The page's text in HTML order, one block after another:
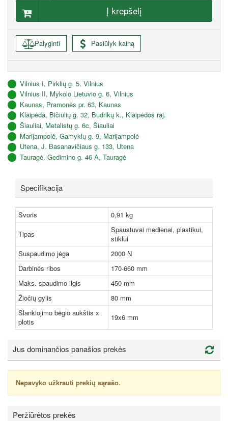
Į krepšelį
Palyginti Pasiūlyk kainą
Vilnius I, Pirklių g. 5, Vilnius
Vilnius II, Mykolo Lietuvio g. 6, Vilnius
Kaunas, Pramonės pr. 63, Kaunas
Klaipėda, Bičiulių g. 32, Budrikų k., Klaipėdos raj.
Šiauliai, Metalistų g. 6c, Šiauliai
Marijampolė, Gamyklų g. 9, Marijampolė
Utena, J. Basanavičiaus g. 133, Utena
Tauragė, Gedimino g. 46 A, Tauragė
Specifikacija
Svoris
0,91 kg
Tipas
Spaustuvai medienai, plastikui,
stiklui
Suspaudimo jėga
2000 N
Darbinės ribos
170-660 mm
Maks. spaudimo ilgis
450 mm
Žiočių gylis
80 mm
Slankiojimo bėgio aukštis x
plotis
19x6 mm
Jus dominančios panašios prekės
Nepavyko užkrauti prekių sąrašo.
Peržiūrėtos prekės